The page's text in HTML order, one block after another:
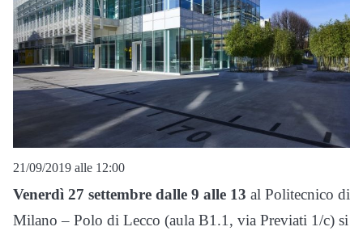
21/09/2019 alle 12:00
Venerdì 27 settembre dalle 9 alle 13 al Politecnico di
Milano – Polo di Lecco (aula B1.1, via Previati 1/c) si